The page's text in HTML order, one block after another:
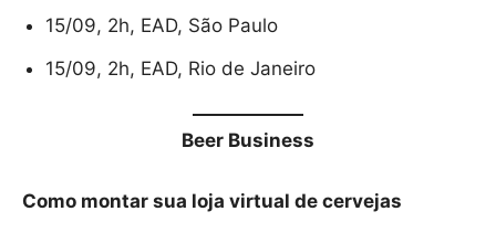
15/09, 2h, EAD, São Paulo
15/09, 2h, EAD, Rio de Janeiro
Beer Business
Como montar sua loja virtual de cervejas